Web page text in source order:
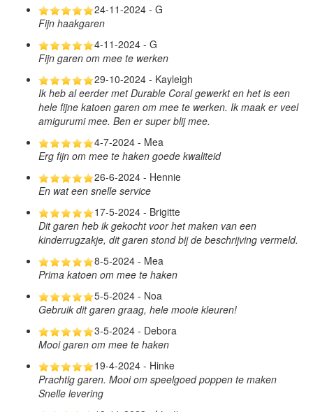
24-11-2024 - G
Fijn haakgaren
4-11-2024 - G
Fijn garen om mee te werken
29-10-2024 - Kayleigh
Ik heb al eerder met Durable Coral gewerkt en het is een
hele fijne katoen garen om mee te werken. Ik maak er veel
amigurumi mee. Ben er super blij mee.
4-7-2024 - Mea
Erg fijn om mee te haken goede kwaliteid
26-6-2024 - Hennie
En wat een snelle service
17-5-2024 - Brigitte
Dit garen heb ik gekocht voor het maken van een
kinderrugzakje, dit garen stond bij de beschrijving vermeld.
8-5-2024 - Mea
Prima katoen om mee te haken
5-5-2024 - Noa
Gebruik dit garen graag, hele mooie kleuren!
3-5-2024 - Debora
Mooi garen om mee te haken
19-4-2024 - Hinke
Prachtig garen. Mooi om speelgoed poppen te maken
Snelle levering